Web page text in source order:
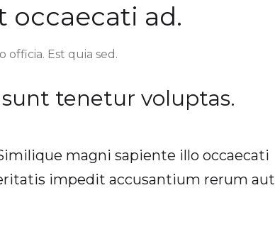
occaecati ad.
Est quia sed.
tenetur voluptas.
magni sapiente illo occaecati
impedit accusantium rerum aut